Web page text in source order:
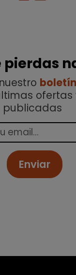
pierdas
ofertas
publicadas
Enviar